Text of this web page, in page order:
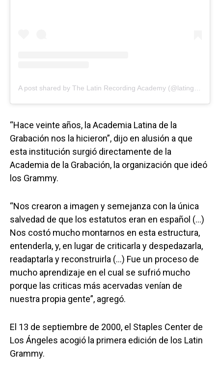
“Hace veinte años, la Academia Latina de la
Grabación nos la hicieron”, dijo en alusión a que
esta institución surgió directamente de la
Academia de la Grabación, la organización que ideó
los Grammy.
“Nos crearon a imagen y semejanza con la única
salvedad de que los estatutos eran en español (…)
Nos costó mucho montarnos en esta estructura,
entenderla, y, en lugar de criticarla y despedazarla,
readaptarla y reconstruirla (…) Fue un proceso de
mucho aprendizaje en el cual se sufrió mucho
porque las criticas más acervadas venían de
nuestra propia gente”, agregó.
El 13 de septiembre de 2000, el Staples Center de
Los Ángeles acogió la primera edición de los Latin
Grammy.